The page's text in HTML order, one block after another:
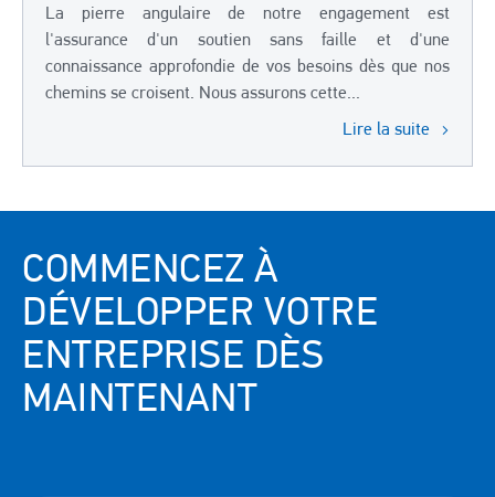
La pierre angulaire de notre engagement est
l'assurance d'un soutien sans faille et d'une
connaissance approfondie de vos besoins dès que nos
chemins se croisent. Nous assurons cette...
Lire la suite
COMMENCEZ À
DÉVELOPPER VOTRE
ENTREPRISE DÈS
MAINTENANT